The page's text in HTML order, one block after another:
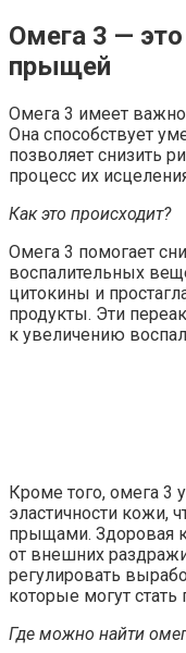
Омега 3 —
прыщей
Омега 3 имеет
Она способствует
позволяет снизить
процесс их
Как это происходит?
Омега 3 помогает
воспалительных
цитокины и
продукты. Эти
к увеличению
Кроме того, омега 3
эластичности кожи,
прыщами. Здоровая
от внешних
регулировать
которые могут
Где можно найти